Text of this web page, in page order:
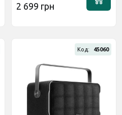
2 699 грн
Код: 45060